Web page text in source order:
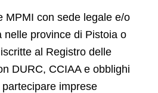
MPMI con sede legale e/o
nelle province di Pistoia o
al Registro delle
DURC, CCIAA e obblighi
imprese